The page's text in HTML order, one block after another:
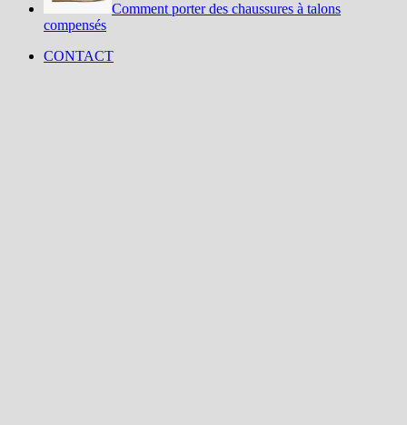
Comment porter des chaussures à talons
compensés
CONTACT